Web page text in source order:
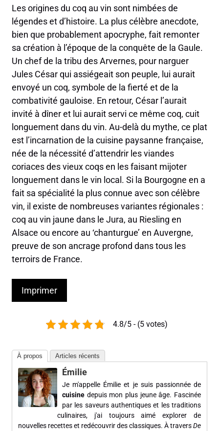
Les origines du coq au vin sont nimbées de
légendes et d’histoire. La plus célèbre anecdote,
bien que probablement apocryphe, fait remonter
sa création à l’époque de la conquête de la Gaule.
Un chef de la tribu des Arvernes, pour narguer
Jules César qui assiégeait son peuple, lui aurait
envoyé un coq, symbole de la fierté et de la
combativité gauloise. En retour, César l’aurait
invité à dîner et lui aurait servi ce même coq, cuit
longuement dans du vin. Au-delà du mythe, ce plat
est l’incarnation de la cuisine paysanne française,
née de la nécessité d’attendrir les viandes
coriaces des vieux coqs en les faisant mijoter
longuement dans le vin local. Si la Bourgogne en a
fait sa spécialité la plus connue avec son célèbre
vin, il existe de nombreuses variantes régionales :
coq au vin jaune dans le Jura, au Riesling en
Alsace ou encore au ‘chanturgue’ en Auvergne,
preuve de son ancrage profond dans tous les
terroirs de France.
Imprimer
4.8/5 - (5 votes)
À propos Articles récents
Émilie
Je m'appelle Émilie et je suis passionnée de
cuisine depuis mon plus jeune âge. Fascinée
par les saveurs authentiques et les traditions
culinaires, j'ai toujours aimé explorer de
nouvelles recettes et redécouvrir des classiques. À traversDe